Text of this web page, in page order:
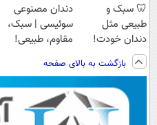
🦷 سبک و
طبیعی مثل
دندان خودت!
نصب آسان و
پرداخت اقساطی
💳 📍 تهران
دندان مصنوعی
سوئیسی | سبک،
مقاوم، طبیعی!
رایگان+پرداخت
اقساطی😍
بازگشت به بالای صفحه